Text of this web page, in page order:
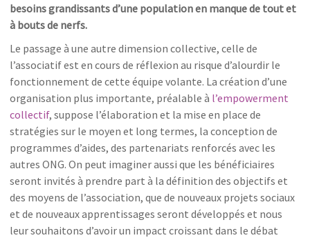
besoins grandissants d’une population en manque de tout et
à bouts de nerfs.
Le passage à une autre dimension collective, celle de
l’associatif est en cours de réflexion au risque d’alourdir le
fonctionnement de cette équipe volante. La création d’une
organisation plus importante, préalable à l’empowerment
collectif, suppose l’élaboration et la mise en place de
stratégies sur le moyen et long termes, la conception de
programmes d’aides, des partenariats renforcés avec les
autres ONG. On peut imaginer aussi que les bénéficiaires
seront invités à prendre part à la définition des objectifs et
des moyens de l’association, que de nouveaux projets sociaux
et de nouveaux apprentissages seront développés et nous
leur souhaitons d’avoir un impact croissant dans le débat